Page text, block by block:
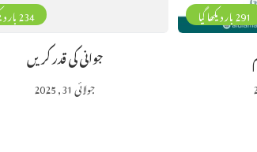
234 بار دیکھا گیا
جوانی کی قدر کریں
جولائی 31, 2025
291 بار دیکھا گیا